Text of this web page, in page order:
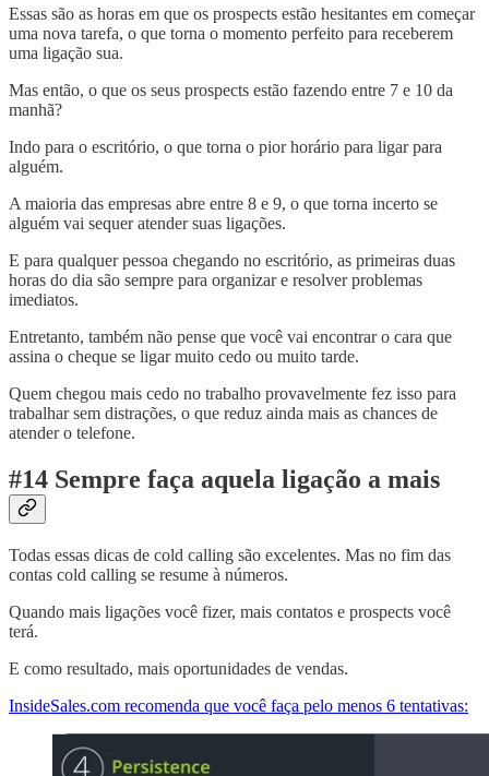
Essas são as horas em que os prospects estão hesitantes em começar
uma nova tarefa, o que torna o momento perfeito para receberem
uma ligação sua.
Mas então, o que os seus prospects estão fazendo entre 7 e 10 da
manhã?
Indo para o escritório, o que torna o pior horário para ligar para
alguém.
A maioria das empresas abre entre 8 e 9, o que torna incerto se
alguém vai sequer atender suas ligações.
E para qualquer pessoa chegando no escritório, as primeiras duas
horas do dia são sempre para organizar e resolver problemas
imediatos.
Entretanto, também não pense que você vai encontrar o cara que
assina o cheque se ligar muito cedo ou muito tarde.
Quem chegou mais cedo no trabalho provavelmente fez isso para
trabalhar sem distrações, o que reduz ainda mais as chances de
atender o telefone.
#14 Sempre faça aquela ligação a mais
Todas essas dicas de cold calling são excelentes. Mas no fim das
contas cold calling se resume à números.
Quando mais ligações você fizer, mais contatos e prospects você
terá.
E como resultado, mais oportunidades de vendas.
InsideSales.com recomenda que você faça pelo menos 6 tentativas: